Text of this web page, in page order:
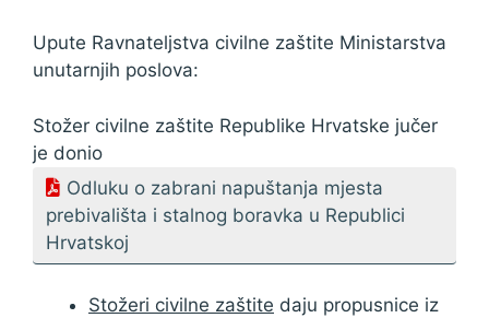
Upute Ravnateljstva civilne zaštite Ministarstva
unutarnjih poslova:
Stožer civilne zaštite Republike Hrvatske jučer
je donio
Odluku o zabrani napuštanja mjesta
prebivališta i stalnog boravka u Republici
Hrvatskoj
Stožeri civilne zaštite daju propusnice iz